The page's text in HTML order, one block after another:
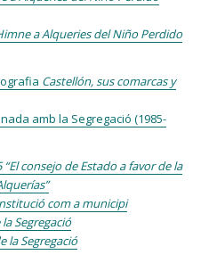
a Alqueries del Niño Perdido
Castellón, sus comarcas y
amb la Segregació (1985-
“El consejo de Estado a favor de la
com a municipi
Segregació
la Segregació